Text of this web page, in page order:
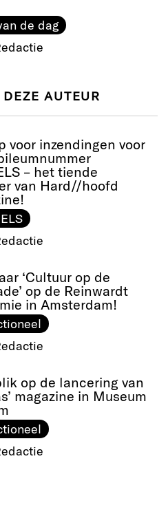
de dag
AUTEUR
voor inzendingen voor
– het tiende
van Hard//hoofd
‘Cultuur op de
op de Reinwardt
in Amsterdam!
op de lancering van
magazine in Museum